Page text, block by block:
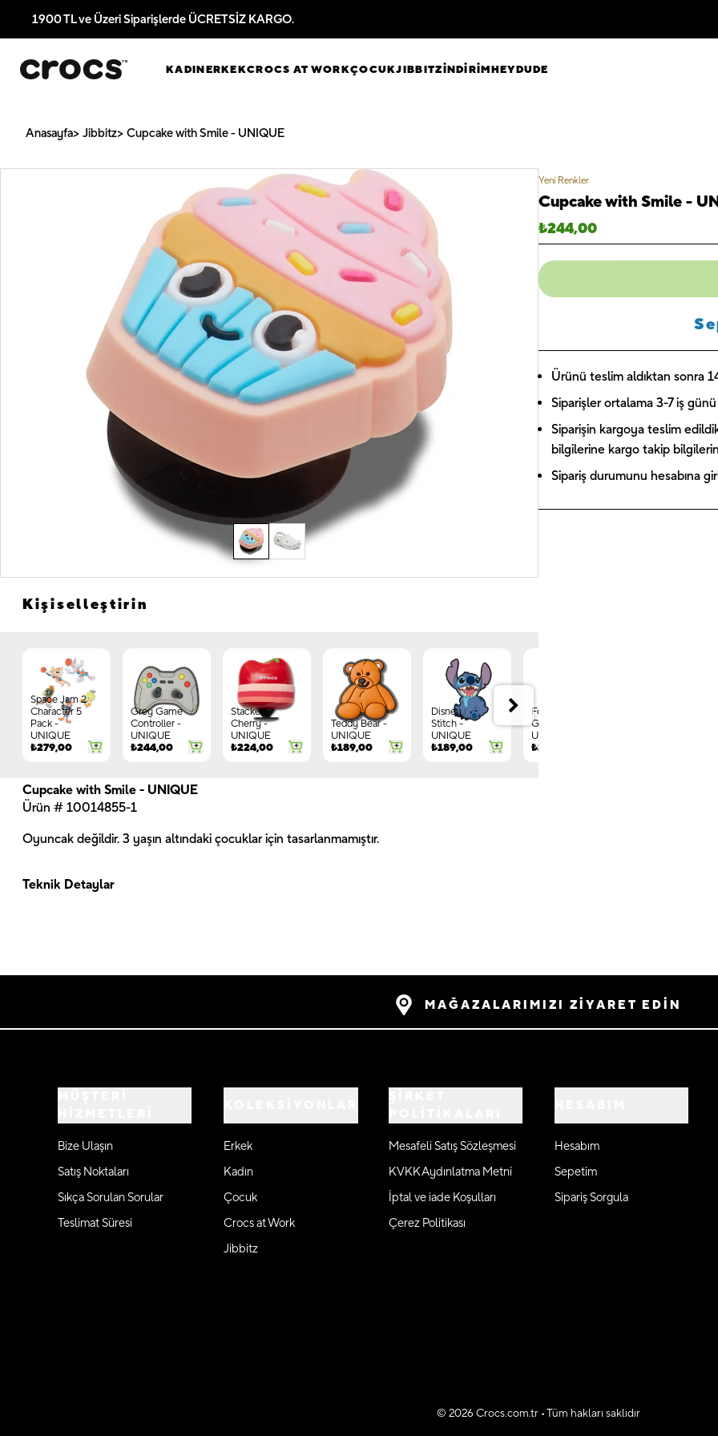
1900 TL ve Üzeri Siparişlerde ÜCRETSİZ KARGO.
KADINERKEKCROCS AT WORKÇOCUKJIBBITZİNDİRİMHEYDUDE
Anasayfa Jibbitz Cupcake with Smile - UNIQUE
Kişiselleştirin
Space Jam 2
Character 5
Pack -
UNIQUE
₺279,00
Grey Game
Controller -
UNIQUE
₺244,00
Stacked
Cherry -
UNIQUE
₺224,00
Teddy Bear -
UNIQUE
₺189,00
Disney
Stitch -
UNIQUE
₺189,00
Forest
Gnome -
UNIQUE
₺149,00
Cupcake with Smile - UNIQUE
Ürün # 10014855-1
Oyuncak değildir. 3 yaşın altındaki çocuklar için tasarlanmamıştır.
Teknik Detaylar
Yeni Renkler
Cupcake with Smile -
₺244,00
Ürünü teslim aldıktan sonra
Siparişler ortalama 3-7 iş
Siparişin kargoya teslim
bilgilerine kargo takip
Sipariş durumunu hesabına
MAĞAZALARIMIZI ZİYARET EDİN
Bize Ulaşın
Satış Noktaları
Sıkça Sorulan Sorular
Teslimat Süresi
Erkek
Kadın
Çocuk
Crocs at Work
Jibbitz
Mesafeli Satış Sözleşmesi
KVKK Aydınlatma Metni
İptal ve iade Koşulları
Çerez Politikası
Hesabım
Sepetim
Sipariş Sorgula
© 2026 Crocs.com.tr • Tüm hakları saklıdır